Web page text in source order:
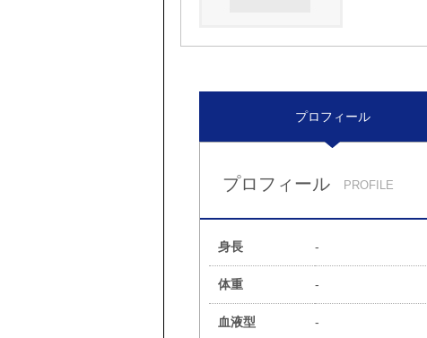
プロフィール
プロフィール PROFILE
身長 -
体重 -
血液型 -